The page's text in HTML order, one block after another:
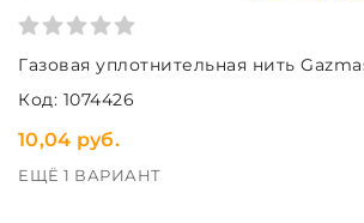
Газовая уплотнительная нить
Код: 1074426
10,04 руб.
ЕЩЁ 1 ВАРИАНТ